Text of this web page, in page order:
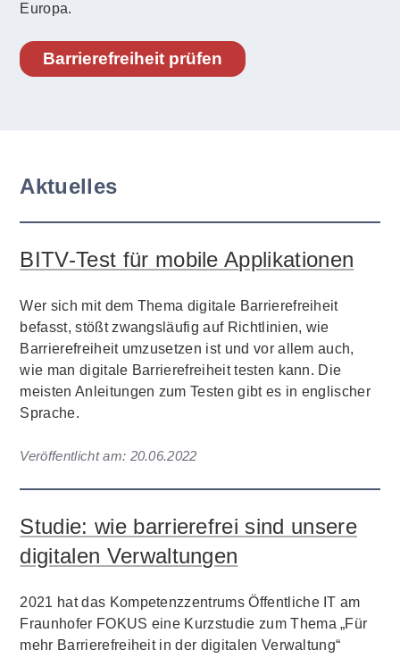
Europa.
Barrierefreiheit prüfen
Aktuelles
BITV-Test für mobile Applikationen
Wer sich mit dem Thema digitale Barrierefreiheit
befasst, stößt zwangsläufig auf Richtlinien, wie
Barrierefreiheit umzusetzen ist und vor allem auch,
wie man digitale Barrierefreiheit testen kann. Die
meisten Anleitungen zum Testen gibt es in englischer
Sprache.
Veröffentlicht am: 20.06.2022
Studie: wie barrierefrei sind unsere
digitalen Verwaltungen
2021 hat das Kompetenzzentrums Öffentliche IT am
Fraunhofer FOKUS eine Kurzstudie zum Thema „Für
mehr Barrierefreiheit in der digitalen Verwaltung“